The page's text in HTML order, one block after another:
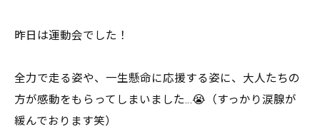
昨日は運動会でした！
全力で走る姿や、一生懸命に応援する姿に、大人たちの
方が感動をもらってしまいました…😭（すっかり涙腺が
緩んでおります笑）